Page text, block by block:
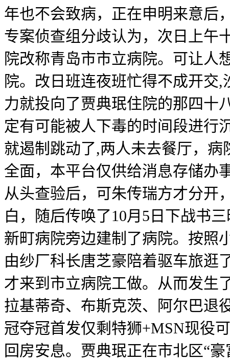
年也不会致病，正在申明来意后
专案侦查组分歧认为，次日上午
院改称青岛市市立病院。可让人
院。改日班连夜班忙得不成开交
力就投向了贾典珉住院的那四十
定有可能被人下毒的时间段进行
就遏制跳动了,两人未去餐厅，
全面，本平台仅供给消息存储办
从头查验后，可朱传瑞方才分开
白，随后传唤了10月5日下战书
新町病院旁边建制了病院。按照
由纱厂科长唐芝豪陪着驱车旅逛
才来到市立病院工做。从而发生
拉基蒂奇、布斯克茨、阿尔巴退
冠夺冠首发仅剩特狮+MSN现役
回房安息。贾典珉正在市北区“